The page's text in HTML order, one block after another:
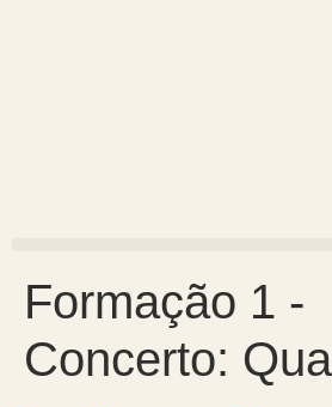
Formação 1 -
Concerto: